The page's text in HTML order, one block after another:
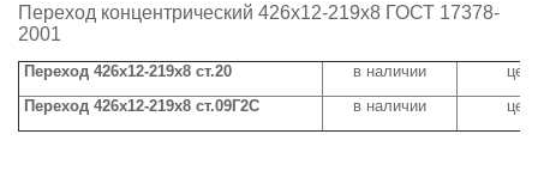
Переход концентрический 426х12-219х8 ГОСТ 17378-
2001
Переход 426х12-219х8 ст.20 в наличии
Переход 426х12-219х8 ст.09Г2С
в наличии